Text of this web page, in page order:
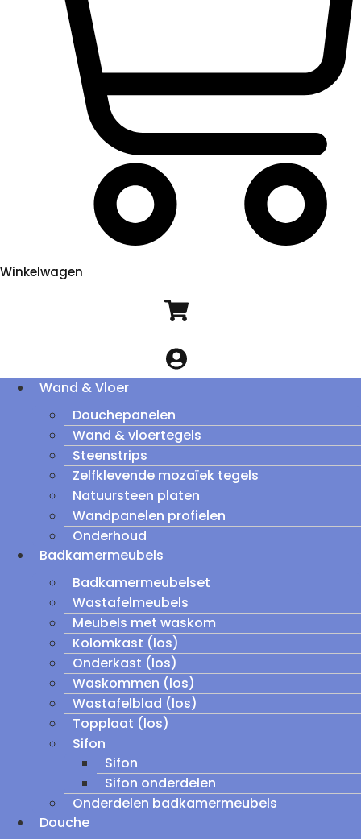
Winkelwagen
Wand & Vloer
Douchepanelen
Wand & vloertegels
Steenstrips
Zelfklevende mozaïek tegels
Natuursteen platen
Wandpanelen profielen
Onderhoud
Badkamermeubels
Badkamermeubelset
Wastafelmeubels
Meubels met waskom
Kolomkast (los)
Onderkast (los)
Waskommen (los)
Wastafelblad (los)
Topplaat (los)
Sifon
Sifon
Sifon onderdelen
Onderdelen badkamermeubels
Douche